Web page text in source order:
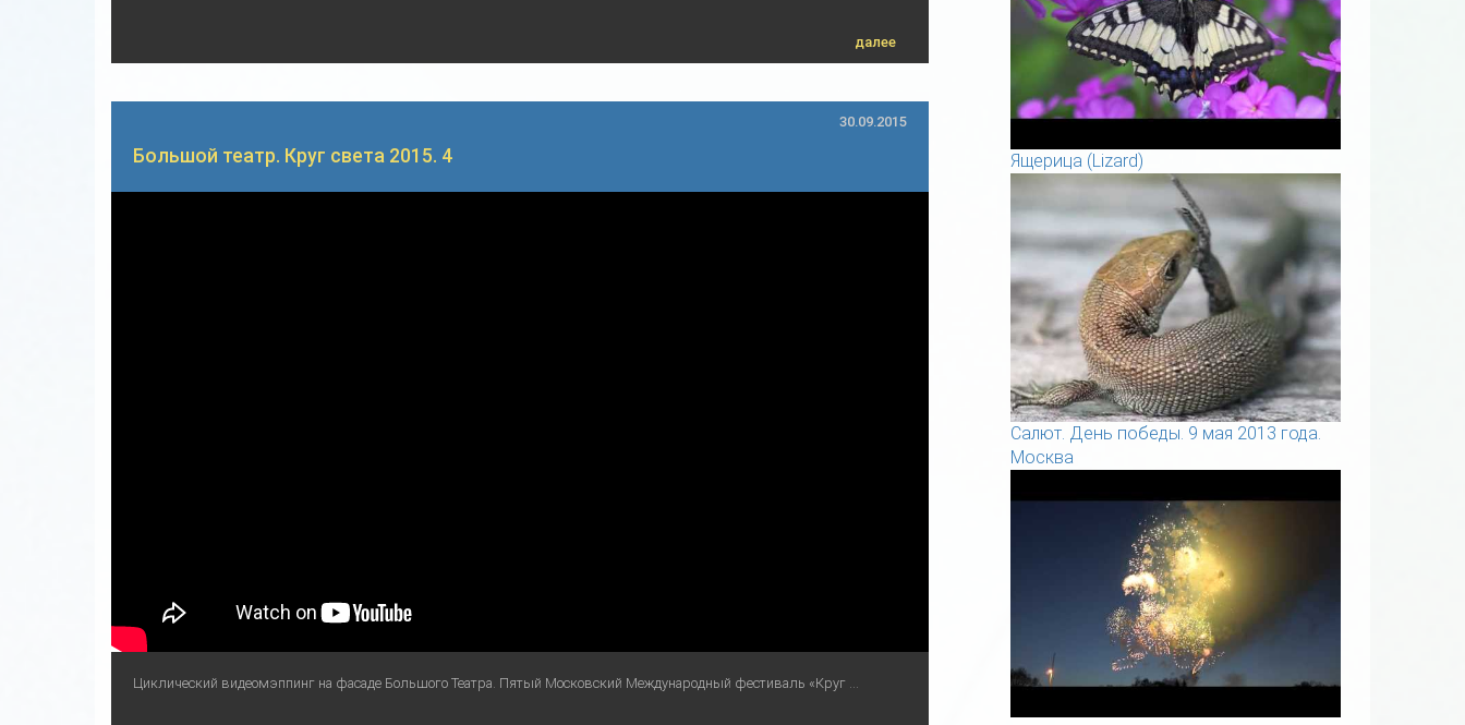
далее
30.09.2015
Большой театр. Круг света 2015. 4
Циклический видеомэппинг на фасаде Большого Театра. Пятый Московский Международный фестиваль «Круг ...
Ящерица (Lizard)
Салют. День победы. 9 мая 2013 года.
Москва